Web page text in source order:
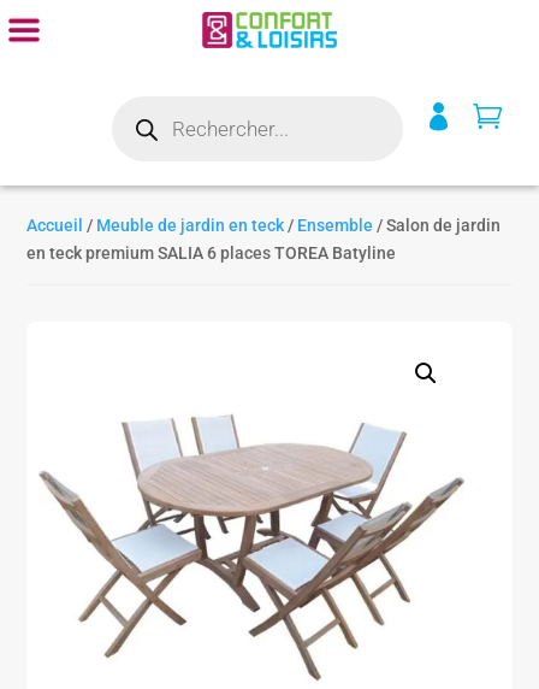
produits
 
Accueil / Meuble de jardin en teck / Ensemble / Salon de jardin
en teck premium SALIA 6 places TOREA Batyline